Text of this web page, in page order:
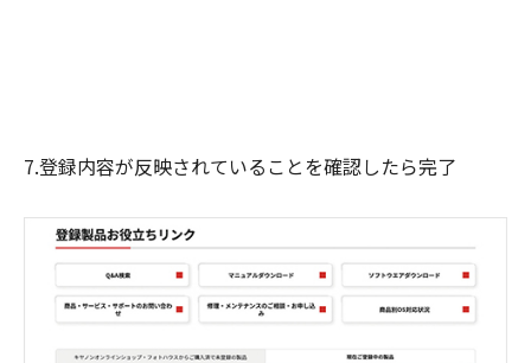
7.登録内容が反映されていることを確認したら完了